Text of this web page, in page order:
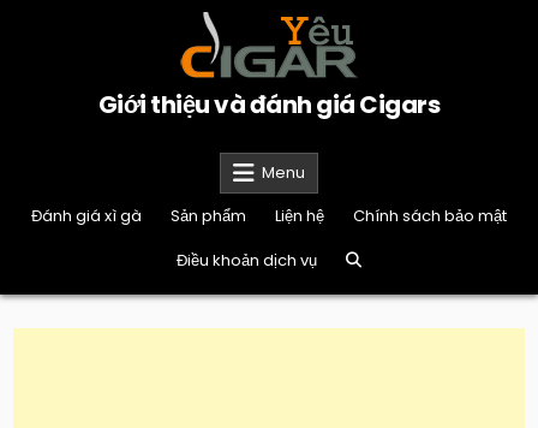
Giới thiệu và đánh giá Cigars
Menu
Đánh giá xì gà
Sản phẩm Liện hệ
Chính sách bảo mật
Điều khoản dịch vụ